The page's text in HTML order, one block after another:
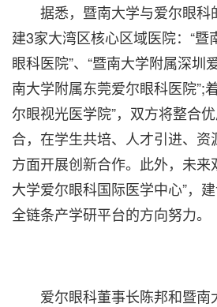
据悉，暨南大学与爱尔眼科
建3家大湾区核心区域医院：“暨
眼科医院”、“暨南大学附属深圳
南大学附属东莞爱尔眼科医院”;
尔眼视光医学院”，双方将整合
合，在学生共培、人才引进、
方面开展创新合作。此外，未来
大学爱尔眼科国际医学中心”，
全链条产学研平台的方向努力。
爱尔眼科董事长陈邦和暨南